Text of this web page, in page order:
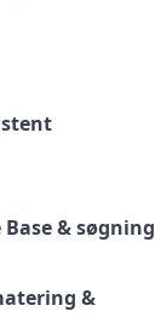
& søgning
&